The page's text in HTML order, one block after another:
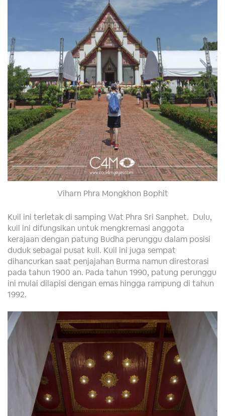
Viharn Phra Mongkhon Bophit
Kuil ini terletak di samping Wat Phra Sri Sanphet. Dulu,
kuil ini difungsikan untuk mengkremasi anggota
kerajaan dengan patung Budha perunggu dalam posisi
duduk sebagai pusat kuil. Kuil ini juga sempat
dihancurkan saat penjajahan Burma namun direstorasi
pada tahun 1900 an. Pada tahun 1990, patung perunggu
ini mulai dilapisi dengan emas hingga rampung di tahun
1992.